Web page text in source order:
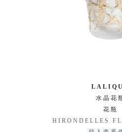
水晶花
花瓶
HIRONDELLES